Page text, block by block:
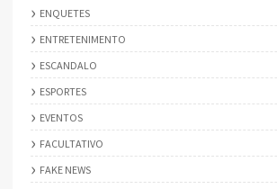
ENQUETES
ENTRETENIMENTO
ESCANDALO
ESPORTES
EVENTOS
FACULTATIVO
FAKE NEWS